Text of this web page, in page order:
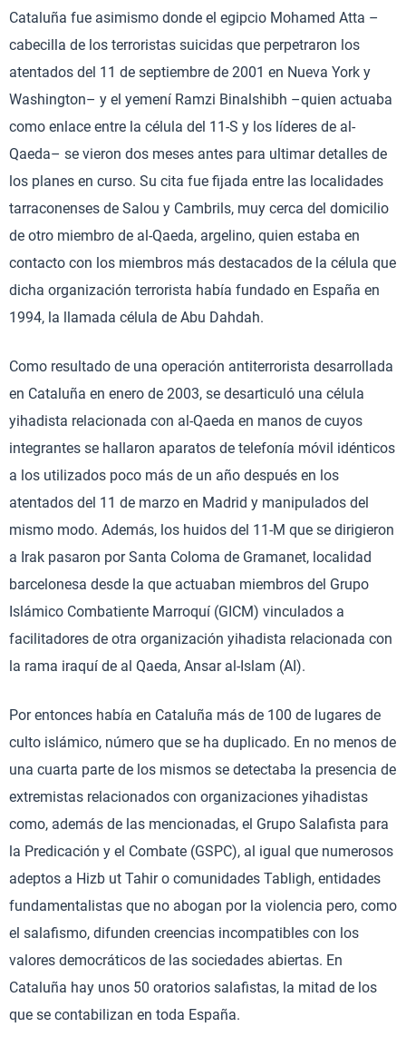
Cataluña fue asimismo donde el egipcio Mohamed Atta –
cabecilla de los terroristas suicidas que perpetraron los
atentados del 11 de septiembre de 2001 en Nueva York y
Washington– y el yemení Ramzi Binalshibh –quien actuaba
como enlace entre la célula del 11-S y los líderes de al-
Qaeda– se vieron dos meses antes para ultimar detalles de
los planes en curso. Su cita fue fijada entre las localidades
tarraconenses de Salou y Cambrils, muy cerca del domicilio
de otro miembro de al-Qaeda, argelino, quien estaba en
contacto con los miembros más destacados de la célula que
dicha organización terrorista había fundado en España en
1994, la llamada célula de Abu Dahdah.
Como resultado de una operación antiterrorista desarrollada
en Cataluña en enero de 2003, se desarticuló una célula
yihadista relacionada con al-Qaeda en manos de cuyos
integrantes se hallaron aparatos de telefonía móvil idénticos
a los utilizados poco más de un año después en los
atentados del 11 de marzo en Madrid y manipulados del
mismo modo. Además, los huidos del 11-M que se dirigieron
a Irak pasaron por Santa Coloma de Gramanet, localidad
barcelonesa desde la que actuaban miembros del Grupo
Islámico Combatiente Marroquí (GICM) vinculados a
facilitadores de otra organización yihadista relacionada con
la rama iraquí de al Qaeda, Ansar al-Islam (AI).
Por entonces había en Cataluña más de 100 de lugares de
culto islámico, número que se ha duplicado. En no menos de
una cuarta parte de los mismos se detectaba la presencia de
extremistas relacionados con organizaciones yihadistas
como, además de las mencionadas, el Grupo Salafista para
la Predicación y el Combate (GSPC), al igual que numerosos
adeptos a Hizb ut Tahir o comunidades Tabligh, entidades
fundamentalistas que no abogan por la violencia pero, como
el salafismo, difunden creencias incompatibles con los
valores democráticos de las sociedades abiertas. En
Cataluña hay unos 50 oratorios salafistas, la mitad de los
que se contabilizan en toda España.